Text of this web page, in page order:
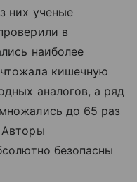
них ученые
в
наиболее
кишечную
аналогов, а ряд
до 65 раз
Авторы
безопасны